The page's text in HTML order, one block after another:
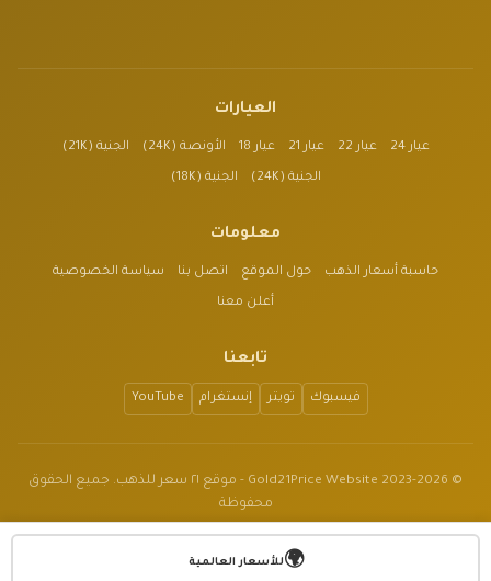
🌍للأسعار العالمية
العيارات
عيار 24 عيار 22 عيار 21 عيار 18 الأونصة (24K) الجنية (21K)
الجنية (24K) الجنية (18K)
معلومات
حاسبة أسعار الذهب حول الموقع اتصل بنا سياسة الخصوصية
أعلن معنا
تابعنا
فيسبوك تويتر إنستغرام YouTube
© 2023-2026 Gold21Price Website - موقع ٢١ سعر للذهب. جميع الحقوق
محفوظة
الموقع للأغراض الإعلامية فقط وليس نصيحة مالية.
v1.3.2